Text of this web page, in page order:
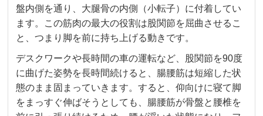
盤内側を通り、大腿骨の内側（小転子）に付着してい
ます。この筋肉の最大の役割は股関節を屈曲させるこ
と、つまり脚を前に持ち上げる動きです。
デスクワークや長時間の車の運転など、股関節を90度
に曲げた姿勢を長時間続けると、腸腰筋は短縮した状
態のまま固まっていきます。すると、仰向けに寝て脚
をまっすぐ伸ばそうとしても、腸腰筋が骨盤と腰椎を